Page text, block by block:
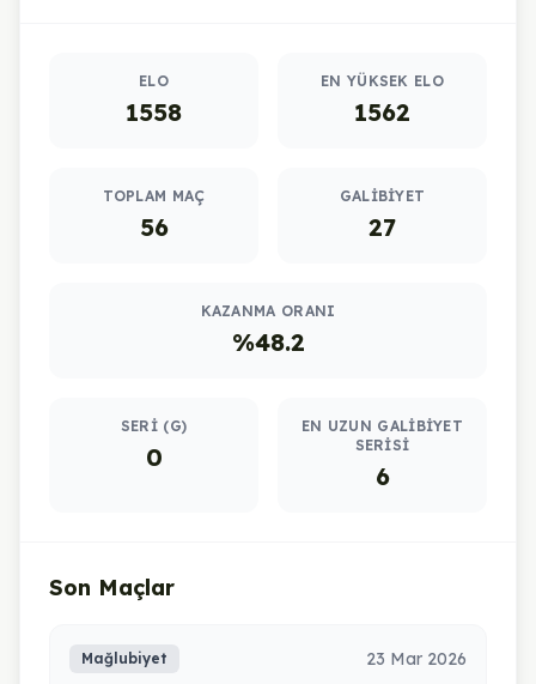
ELO
1558
EN YÜKSEK ELO
1562
TOPLAM MAÇ
56
GALIBIYET
27
KAZANMA ORANI
%48.2
SERI (G)
0
EN UZUN GALIBIYET
SERISI
6
Son Maçlar
Mağlubiyet 23 Mar 2026